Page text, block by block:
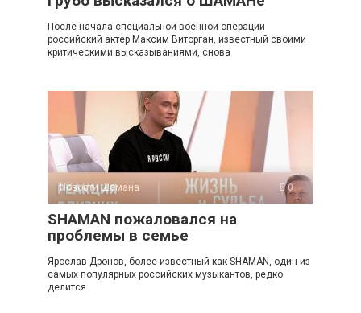
После начала специальной военной операции
российский актер Максим Виторган, известный своими
критическими высказываниями, снова
Новости Шамана 0
SHAMAN пожаловался на
проблемы в семье
Ярослав Дронов, более известный как SHAMAN, один из
самых популярных российских музыкантов, редко
делится